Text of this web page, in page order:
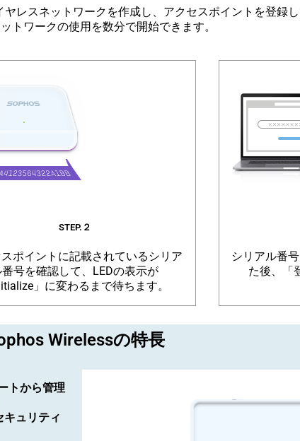
レスネットワークを作成し、アクセスポイントを登録
トワークの使用を数分で開始できます。
STEP.２
ポイントに記載されているシリア
番号を確認して、LEDの表示が
」に変わるまで待ちます。
シリアル番
た後、「
Wirelessの特長
トから管理
ュリティ